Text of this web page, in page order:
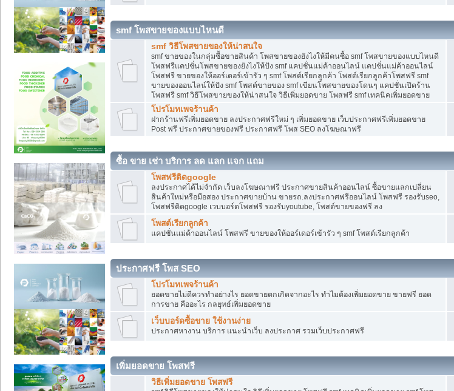
smf โพสขายของแบบไหนดี
smf วิธีโพสขายของให้น่าสนใจ
smf ขายของในกลุ่มซื้อขายสินค้า โพสขายของยังไงให้มีคนซื้อ smf โพสขายของแบบไหนดี
โพสฟรีแคปชั่นโพสขายของยังไงให้ปัง smf แคปชั่นแม่ค้าออนไลน์ แคปชั่นแม่ค้าออนไลน์
โพสฟรี ขายของให้ออร์เดอร์เข้ารัว ๆ smf โพสต์เรียกลูกค้า โพสต์เรียกลูกค้าโพสฟรี smf
ขายของออนไลน์ให้ปัง smf โพสต์ขายของ smf เขียนโพสขายของโดนๆ แคปชั่นเปิดร้าน
โพสฟรี smf วิธีโพสขายของให้น่าสนใจ วิธีเพิ่มยอดขาย โพสฟรี smf เทคนิคเพิ่มยอดขาย
โปรโมทเพจร้านค้า
ฝากร้านฟรีเพิ่มยอดขาย ลงประกาศฟรีใหม่ ๆ เพิ่มยอดขาย เว็บประกาศฟรีเพิ่มยอดขาย
Post ฟรี ประกาศขายของฟรี ประกาศฟรี โพส SEO ลงโฆษณาฟรี
ซื้อ ขาย เช่า บริการ ลด แลก แจก แถม
โพสฟรีติดgoogle
ลงประกาศได้ไม่จำกัด เว็บลงโฆษณาฟรี ประกาศขายสินค้าออนไลน์ ซื้อขายแลกเปลี่ยน
สินค้าใหม่หรือมือสอง ประกาศขายบ้าน ขายรถ.ลงประกาศฟรีออนไลน์ โพสฟรี รองรับseo,
โพสฟรีติดgoogle เวบบอร์ดโพสฟรี รองรับyoutube, โพสต์ขายของฟรี ลง
โพสต์เรียกลูกค้า
แคปชั่นแม่ค้าออนไลน์ โพสฟรี ขายของให้ออร์เดอร์เข้ารัว ๆ smf โพสต์เรียกลูกค้า
ประกาศฟรี โพส SEO
โปรโมทเพจร้านค้า
ยอดขายไม่ดีควรทำอย่างไร ยอดขายตกเกิดจากอะไร ทำไมต้องเพิ่มยอดขาย ขายฟรี ยอด
การขาย คืออะไร กลยุทธ์เพิ่มยอดขาย
เว็บบอร์ดซื้อขาย ใช้งานง่าย
ประกาศหางาน บริการ แนะนำเว็บ ลงประกาศ รวมเว็บประกาศฟรี
เพิ่มยอดขาย โพสฟรี
วิธีเพิ่มยอดขาย โพสฟรี